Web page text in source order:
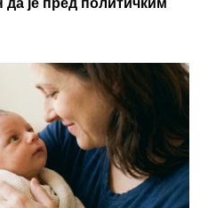
да је пред политичким